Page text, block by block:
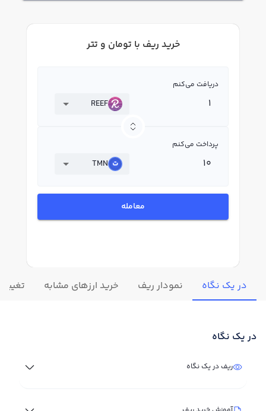
خرید ریف با تومان و تتر
دریافت می‌کنم
REEF
پرداخت می‌کنم
TMN
معامله
در یک نگاه نمودار ریف خرید ارزهای مشابه
در یک نگاه
ریف در یک نگاه